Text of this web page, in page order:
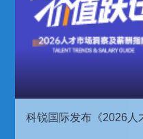
科锐国际发布《2026人